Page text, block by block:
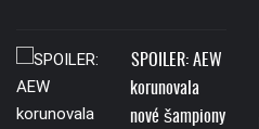
SPOILER: AEW
korunovala
nové šampiony